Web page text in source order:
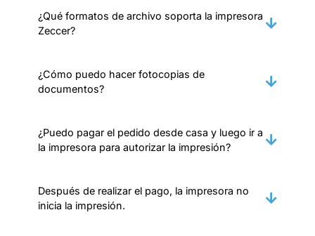
¿Qué formatos de archivo soporta la impresora
Zeccer?
¿Cómo puedo hacer fotocopias de
documentos?
¿Puedo pagar el pedido desde casa y luego ir a
la impresora para autorizar la impresión?
Después de realizar el pago, la impresora no
inicia la impresión.